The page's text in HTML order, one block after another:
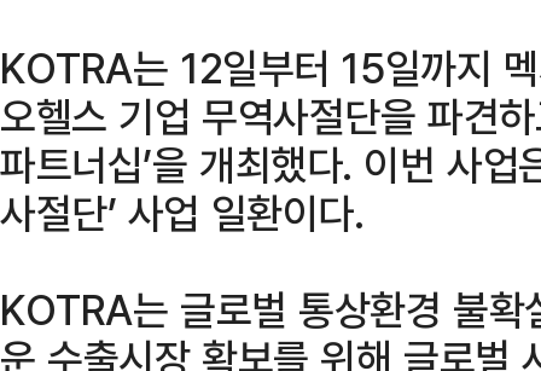
KOTRA는 12일부터 15일까지
오헬스 기업 무역사절단을 파견
파트너십’을 개최했다. 이번 사
사절단’ 사업 일환이다.
KOTRA는 글로벌 통상환경 불
운 수출시장 확보를 위해 글로벌